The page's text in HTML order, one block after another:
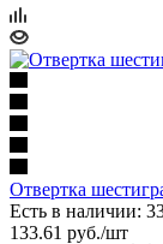
Отвертка
Есть в наличии:
133.61 руб./шт